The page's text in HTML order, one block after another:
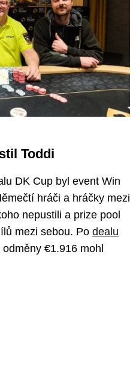
Toddi
DK Cup byl event Win
hráči a hráčky mezi
nepustili a prize pool
mezi sebou. Po dealu
€1.916 mohl